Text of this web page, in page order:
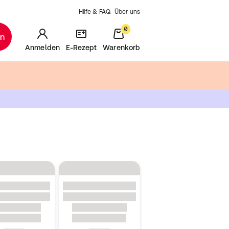
Hilfe & FAQ Über uns
Anmelden E-Rezept
0
Warenkorb